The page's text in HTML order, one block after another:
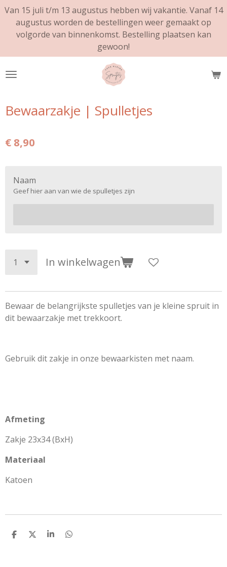
Ga
direct
naar
hoofdinhoud
Van 15 juli t/m 13 augustus hebben wij vakantie. Vanaf 14
augustus worden de bestellingen weer gemaakt op
volgorde van binnenkomst. Bestelling plaatsen kan
gewoon!
Bewaarzakje | Spulletjes
€ 8,90
Naam
Geef hier aan van wie de spulletjes zijn
In winkelwagen
Bewaar de belangrijkste spulletjes van je kleine spruit in
dit bewaarzakje met trekkoort.
Gebruik dit zakje in onze bewaarkisten met naam.
Afmeting
Zakje 23x34 (BxH)
Materiaal
Katoen
D
D
S
D